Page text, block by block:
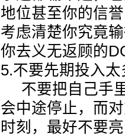
地位甚至你的信
考虑清楚你究竟
你去义无返顾的
5.不要先期投入
不要把自己手
会中途停止，而
时刻，最好不要